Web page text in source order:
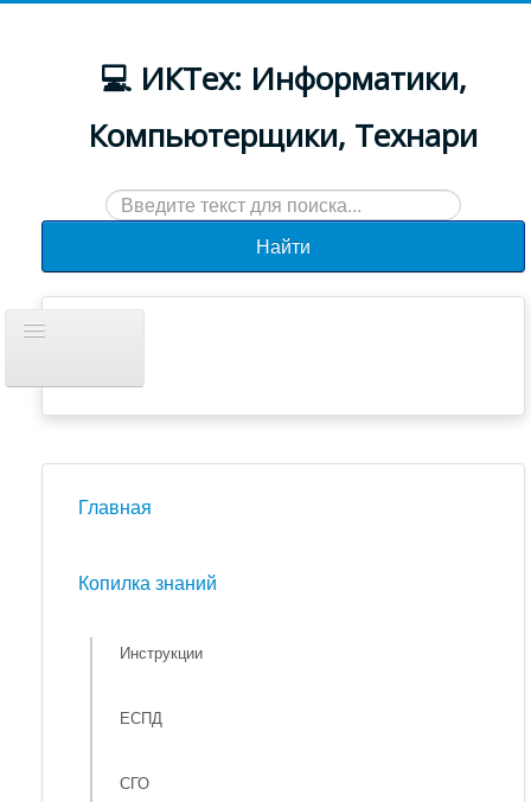
💻 ИКТех: Информатики,
Компьютерщики, Технари
Искать...
Найти
навигацию
Новости
Главная
Копилка знаний
Инструкции
ЕСПД
СГО